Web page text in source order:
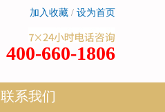
加入收藏 / 设为首页
400-660-1806
联系我们